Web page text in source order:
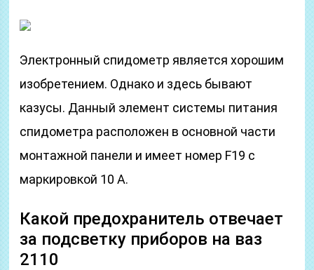
Электронный спидометр является хорошим
изобретением. Однако и здесь бывают
казусы. Данный элемент системы питания
спидометра расположен в основной части
монтажной панели и имеет номер F19 с
маркировкой 10 А.
Какой предохранитель отвечает
за подсветку приборов на ваз
2110